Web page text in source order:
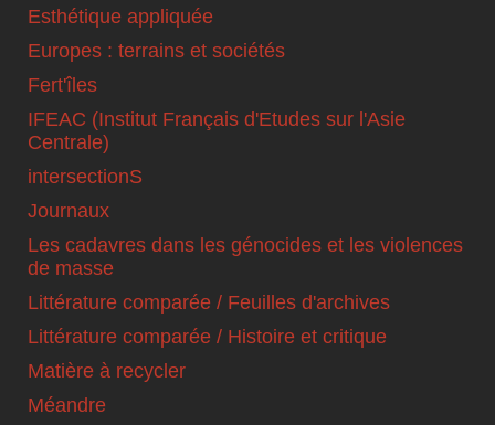
Esthétique appliquée
Europes : terrains et sociétés
Fert'îles
IFEAC (Institut Français d'Etudes sur l'Asie
Centrale)
intersectionS
Journaux
Les cadavres dans les génocides et les violences
de masse
Littérature comparée / Feuilles d'archives
Littérature comparée / Histoire et critique
Matière à recycler
Méandre